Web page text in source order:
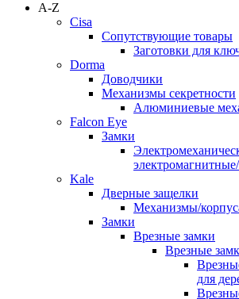
A-Z
Cisa
Сопутствующие товары
Заготовки для
Dorma
Доводчики
Механизмы секретности
Алюминиевые
Falcon Eye
Замки
Kale
Дверные защелки
Механизмы/
Замки
Врезные замки
Врезные
для